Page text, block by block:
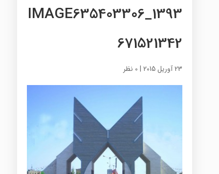
1393_IMAGE635403306
671521342
23 آوریل 2015 | 0 نظر